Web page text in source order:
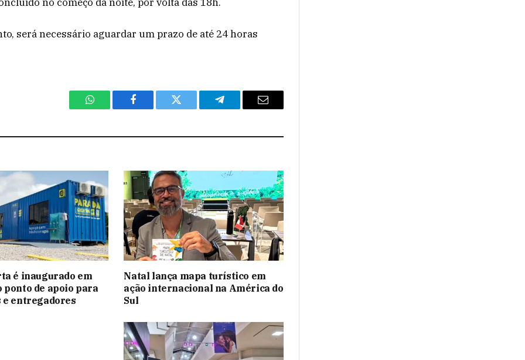
será necessário aguardar um prazo de até 24 horas
WhatsAppFacebook Twitter Telegram Email
é inaugurado em
ponto de apoio para
entregadores
Natal lança mapa turístico em
ação internacional na América do
Sul